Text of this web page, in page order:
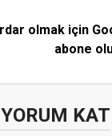
olmak için
abone
YORUM KAT